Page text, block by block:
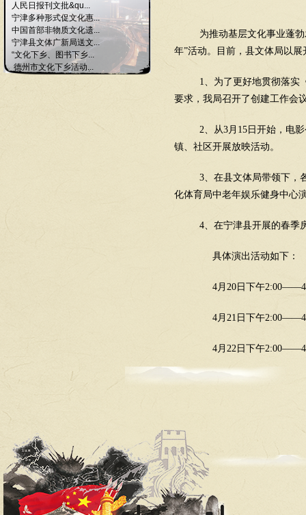
人民日报刊文批&qu...
宁津多种形式促文化惠...
中国首部非物质文化遗...
宁津县文体广新局送文...
“文化下乡、图书下乡...
德州市文化下乡活动...
为推动基层文化事业蓬
年”活动。目前，县文体局以展
1、 为了更好地贯彻落实
要求，我局召开了创建工作会
2、 从3月 15 日开始，电
镇、社区开展放映活动。
3、 在县文体局带领下，
化体育局中老年娱乐健身中心
4、 在宁津县开展的春季
具体演出活动如下：
4月 20 日下午2:00——
4月 21 日下午2:00——
4月 22 日下午2:00——